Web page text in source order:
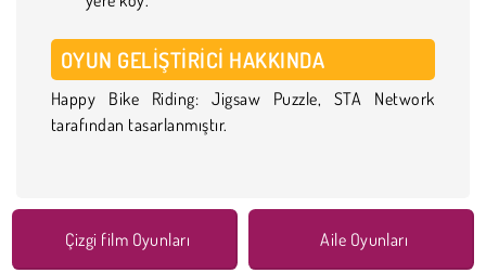
OYUN GELIŞTIRICI HAKKINDA
Happy Bike Riding: Jigsaw Puzzle, STA Network
tarafından tasarlanmıştır.
Çizgi film Oyunları Aile Oyunları